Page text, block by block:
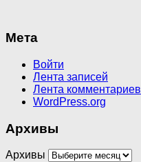
Мета
Войти
Лента записей
Лента комментариев
WordPress.org
Архивы
Архивы